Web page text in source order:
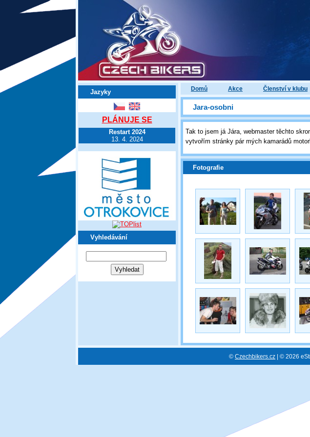
Domů Akce Členství v klubu
Jazyky
PLÁNUJE SE
Restart 2024
13. 4. 2024
Vyhledávání
Jara-osobni
Tak to jsem já Jára, webmaster těchto
vytvořím stránky pár mých kamarádů
Fotografie
© Czechbikers.cz | © 2026